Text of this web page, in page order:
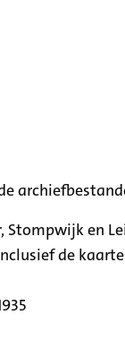
Stompwijk en
de